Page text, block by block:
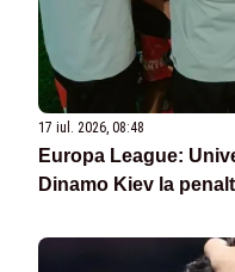
17 iul. 2026, 08:48
Europa League:
Dinamo Kiev la